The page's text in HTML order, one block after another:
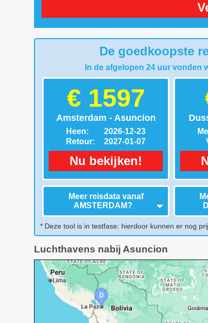
De goedkoopste
In de afgelopen 24 uur vonden
€ 1597
Amsterdam - Asuncion
Heen:
Retour:
2026-12-23
2027-01-07
Nu bekijken!
Meer reisdata vanaf
AMSTERDAM?
* Deze tool is in testfase: hierdoor kunnen er nog
Luchthavens nabij Asuncion